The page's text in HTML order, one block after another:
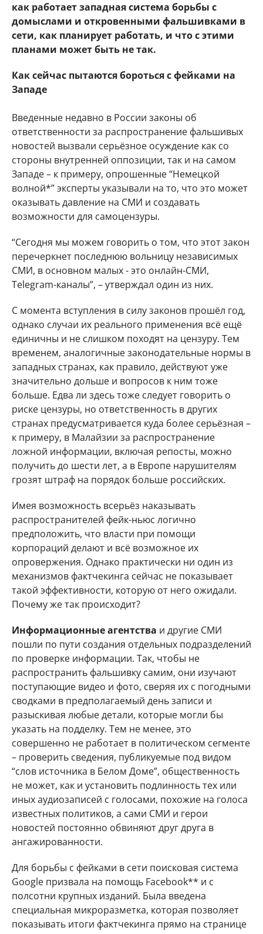
как работает западная система борьбы с
домыслами и откровенными фальшивками в
сети, как планирует работать, и что с этими
планами может быть не так.
Как сейчас пытаются бороться с фейками на
Западе
Введенные недавно в России законы об
ответственности за распространение фальшивых
новостей вызвали серьёзное осуждение как со
стороны внутренней оппозиции, так и на самом
Западе – к примеру, опрошенные “Немецкой
волной*” эксперты указывали на то, что это может
оказывать давление на СМИ и создавать
возможности для самоцензуры.
“Сегодня мы можем говорить о том, что этот закон
перечеркнет последнюю вольницу независимых
СМИ, в основном малых - это онлайн-СМИ,
Telegram-каналы”, – утверждал один из них.
С момента вступления в силу законов прошёл год,
однако случаи их реального применения всё ещё
единичны и не слишком походят на цензуру. Тем
временем, аналогичные законодательные нормы в
западных странах, как правило, действуют уже
значительно дольше и вопросов к ним тоже
больше. Едва ли здесь тоже следует говорить о
риске цензуры, но ответственность в других
странах предусматривается куда более серьёзная –
к примеру, в Малайзии за распространение
ложной информации, включая репосты, можно
получить до шести лет, а в Европе нарушителям
грозят штраф на порядок больше российских.
Имея возможность всерьёз наказывать
распространителей фейк-ньюс логично
предположить, что власти при помощи
корпораций делают и всё возможное их
опровержения. Однако практически ни один из
механизмов фактчекинга сейчас не показывает
такой эффективности, которую от него ожидали.
Почему же так происходит?
Информационные агентства и другие СМИ
пошли по пути создания отдельных подразделений
по проверке информации. Так, чтобы не
распространить фальшивку самим, они изучают
поступающие видео и фото, сверяя их с погодными
сводками в предполагаемый день записи и
разыскивая любые детали, которые могли бы
указать на подделку. Тем не менее, это
совершенно не работает в политическом сегменте
– проверить сведения, публикуемые под видом
“слов источника в Белом Доме”, общественность
не может, как и установить подлинность тех или
иных аудиозаписей с голосами, похожие на голоса
известных политиков, а сами СМИ и герои
новостей постоянно обвиняют друг друга в
ангажированности.
Для борьбы с фейками в сети поисковая система
Google призвала на помощь Facebook** и с
полсотни крупных изданий. Была введена
специальная микроразметка, которая позволяет
показывать итоги фактчекинга прямо на странице